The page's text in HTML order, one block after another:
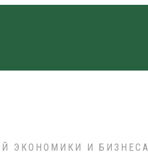
ЭКОНОМИКИ И БИЗНЕСА